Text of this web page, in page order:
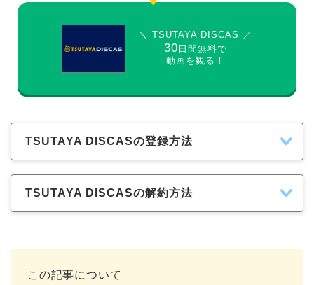
＼ TSUTAYA DISCAS ／
30 日間無料で
動画を観る！
TSUTAYA DISCASの登録方法
TSUTAYA DISCASの解約方法
この記事について